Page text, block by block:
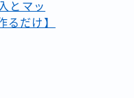
とマッ
るだけ】